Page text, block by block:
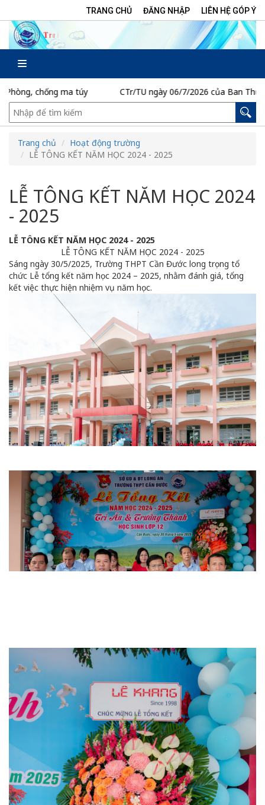
TRANG CHỦ ĐĂNG NHẬP LIÊN HỆ GÓP Ý
CTr/TU ngày 06/7/2026 của Ban Thường vụ Tỉnh ủy thực hiện
Trang chủ
Hoạt động trường
LỄ TÔNG KẾT NĂM HỌC 2024 - 2025
LỄ TÔNG KẾT NĂM HỌC 2024
- 2025
LỄ TÔNG KẾT NĂM HỌC 2024 - 2025
LỄ TÔNG KẾT NĂM HỌC 2024 - 2025
Sáng ngày 30/5/2025, Trường THPT Cần Đước long trọng tổ
chức Lễ tổng kết năm học 2024 – 2025, nhằm đánh giá, tổng
kết việc thực hiện nhiệm vụ năm học.